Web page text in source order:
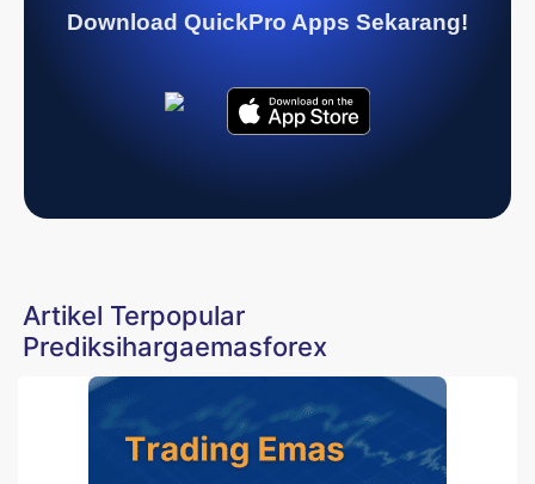
Download QuickPro Apps Sekarang!
Artikel Terpopular
Prediksihargaemasforex